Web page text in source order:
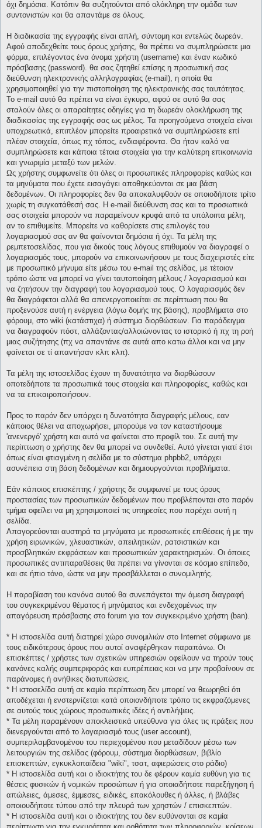
όχι δημόσια. Κατόπιν θα συζητούνται από ολόκληρη την ομάδα των
συντονιστών και θα απαντάμε σε όλους.
Η διαδικασία της εγγραφής είναι απλή, σύντομη και εντελώς δωρεάν.
Αφού αποδεχθείτε τους όρους χρήσης, θα πρέπει να συμπληρώσετε μια
φόρμα, επιλέγοντας ένα όνομα χρήστη (username) και έναν κωδικό
πρόσβασης (password). θα σας ζητηθεί επίσης η προσωπική σας
διεύθυνση ηλεκτρονικής αλληλογραφίας (e-mail), η οποία θα
χρησιμοποιηθεί για την πιστοποίηση της ηλεκτρονικής σας ταυτότητας.
Το e-mail αυτό θα πρέπει να είναι έγκυρο, αφού σε αυτό θα σας
σταλούν όλες οι απαραίτητες οδηγίες για τη δωρεάν ολοκλήρωση της
διαδικασίας της εγγραφής σας ως μέλος. Τα προηγούμενα στοιχεία είναι
υποχρεωτικά, επιπλέον μπορείτε προαιρετικά να συμπληρώσετε επί
πλέον στοιχεία, όπως πχ τόπος, ενδιαφέροντα. Θα ήταν καλό να
συμπληρώσετε και κάποια τέτοια στοιχεία για την καλύτερη επικοινωνία
και γνωριμία μεταξύ των μελών.
Ως χρήστης συμφωνείτε ότι όλες οι προσωπικές πληροφορίες καθώς και
τα μηνύματα που έχετε εισαγάγει αποθηκεύονται σε μια βάση
δεδομένων. Οι πληροφορίες δεν θα αποκαλυφθούν σε οποιοδήποτε τρίτο
χωρίς τη συγκατάθεσή σας. Η e-mail διεύθυνση σας και τα προσωπικά
σας στοιχεία μπορούν να παραμείνουν κρυφά από τα υπόλοιπα μέλη,
αν το επιθυμείτε. Μπορείτε να καθορίσετε στις επιλογές του
λογαριασμού σας αν θα φαίνονται δημόσια ή όχι. Τα μέλη της
ρεμπετοσελίδας, που για δικούς τους λόγους επιθυμούν να διαγραφεί ο
λογαριασμός τους, μπορούν να επικοινωνήσουν με τους διαχειριστές είτε
με προσωπικό μήνυμα είτε μέσω του e-mail της σελίδας, με τέτοιον
τρόπο ώστε να μπορεί να γίνει ταυτοποίηση μέλους / λογαριασμού και
να ζητήσουν την διαγραφή του λογαριασμού τους. Ο λογαριασμός δεν
θα διαγράφεται αλλά θα απενεργοποιείται σε περίπτωση που θα
προξενούσε αυτή η ενέργεια (λόγω δομής της βάσης), προβλήματα στο
φόρουμ, στο wiki (κατάστιχα) ή σύστημα διορθώσεων. Για παράδειγμα
να διαγραφούν πόστ, αλλάζοντας/αλλοιώνοντας το ιστορικό ή πχ τη ροή
μιας συζήτησης (πχ να απαντάνε σε αυτά απο κατω άλλοι και να μην
φαίνεται σε τί απαντήσαν κλπ κλπ).
Τα μέλη της ιστοσελίδας έχουν τη δυνατότητα να διορθώσουν
οποτεδήποτε τα προσωπικά τους στοιχεία και πληροφορίες, καθώς και
να τα επικαιροποιήσουν.
Προς το παρόν δεν υπάρχει η δυνατότητα διαγραφής μέλους, εαν
κάποιος θέλει να αποχωρήσει, μπορούμε να τον καταστήσουμε
'ανενεργό' χρήστη και αυτό να φαίνεται στο προφίλ του. Σε αυτή την
περίπτωση ο χρήστης δεν θα μπορεί να συνδεθεί. Αυτό γίνεται γιατί έτσι
όπως είναι φτιαγμένη η σελίδα με το σύστημα phpbb2, υπάρχει
ασυνέπεια στη βάση δεδομένων και δημιουργούνται προβλήματα.
Εάν κάποιος επισκέπτης / χρήστης δε συμφωνεί με τους όρους
προστασίας των προσωπικών δεδομένων που προβλέπονται στο παρόν
τμήμα οφείλει να μη χρησιμοποιεί τις υπηρεσίες που παρέχει αυτή η
σελίδα.
Απαγορεύονται αυστηρά τα μηνύματα με προσωπικές επιθέσεις ή με την
χρήση ειρωνικών, χλευαστικών, απειλητικών, ρατσιστικών και
προσβλητικών εκφράσεων και προσωπικών χαρακτηρισμών. Οι όποιες
προσωπικές αντιπαραθέσεις θα πρέπει να γίνονται σε κόσμιο επίπεδο,
και σε ήπιο τόνο, ώστε να μην προσβάλλεται ο συνομιλητής.
Η παραβίαση του κανόνα αυτού θα συνεπάγεται την άμεση διαγραφή
του συγκεκριμένου θέματος ή μηνύματος και ενδεχομένως την
απαγόρευση πρόσβασης στο forum για τον συγκεκριμένο χρήστη (ban).
* H ιστοσελίδα αυτή διατηρεί χώρο συνομιλιών στο Internet σύμφωνα με
τους ειδικότερους όρους που αυτοί αναφέρθηκαν παραπάνω. Οι
επισκέπτες / χρήστες των σχετικών υπηρεσιών οφείλουν να τηρούν τους
κανόνες καλής συμπεριφοράς και ευπρέπειας και να μην προβαίνουν σε
παράνομες ή ανήθικες διατυπώσεις.
* H ιστοσελίδα αυτή σε καμία περίπτωση δεν μπορεί να θεωρηθεί ότι
αποδέχεται ή ενστερνίζεται κατά οποιονδήποτε τρόπο τις εκφραζόμενες
σε αυτούς τους χώρους προσωπικές ιδέες ή αντιλήψεις.
* Τα μέλη παραμένουν αποκλειστικά υπεύθυνα για όλες τις πράξεις που
διενεργούνται από το λογαριασμό τους (user account),
συμπεριλαμβανομένου του περιεχομένου που μεταδίδουν μέσω των
λειτουργιών της σελίδας (φόρουμ, σύστημα διορθώσεων, βιβλίο
επισκεπτών, εγκυκλοπαίδεια "wiki", τσατ, αφιερώσεις στο ράδιο)
* H ιστοσελίδα αυτή και ο ιδιοκτήτης του δε φέρουν καμία ευθύνη για τις
θέσεις φυσικών ή νομικών προσώπων ή για οποιαδήποτε παρεξήγηση ή
απώλειες, άμεσες, έμμεσες, ειδικές, επακόλουθες ή άλλες, ή βλάβες
οποιουδήποτε τύπου από την πλευρά των χρηστών / επισκεπτών.
* H ιστοσελίδα αυτή και ο ιδιοκτήτης του δεν ευθύνονται σε καμία